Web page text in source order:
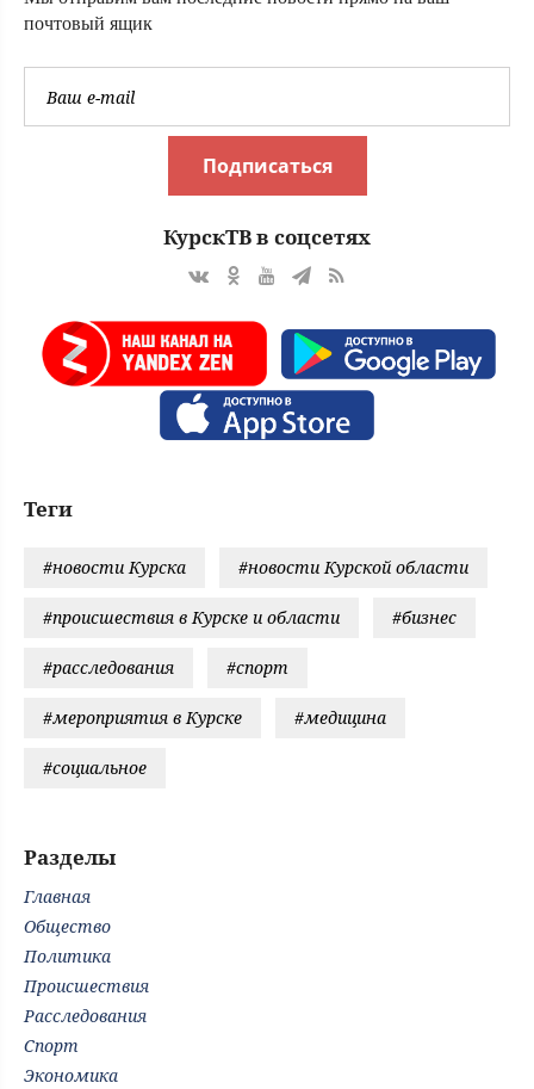
почтовый ящик
Подписаться
КурскТВ в соцсетях
Теги
#новости Курска #новости Курской области
#происшествия в Курске и области #бизнес
#расследования #спорт
#мероприятия в Курске #медицина
#социальное
Разделы
Главная
Общество
Политика
Происшествия
Расследования
Спорт
Экономика